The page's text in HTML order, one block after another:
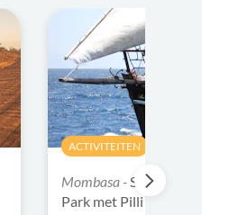
ACTIVITEITEN
Mombasa -Snorkeltocht in
Park met Pilli Pipa dhow